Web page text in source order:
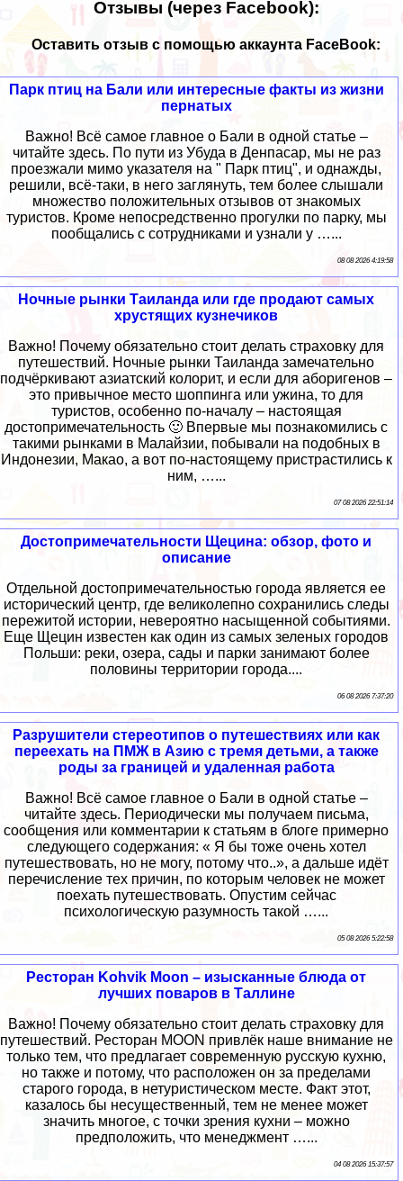
Отзывы (через Facebook):
Оставить отзыв с помощью аккаунта FaceBook:
Парк птиц на Бали или интересные факты из жизни
пернатых
Важно! Всё самое главное о Бали в одной статье –
читайте здесь. По пути из Убуда в Денпасар, мы не раз
проезжали мимо указателя на " Парк птиц", и однажды,
решили, всё-таки, в него заглянуть, тем более слышали
множество положительных отзывов от знакомых
туристов. Кроме непосредственно прогулки по парку, мы
пообщались с сотрудниками и узнали у …...
08 08 2026 4:19:58
Ночные рынки Таиланда или где продают самых
хрустящих кузнечиков
Важно! Почему обязательно стоит делать страховку для
путешествий. Ночные рынки Таиланда замечательно
подчёркивают азиатский колорит, и если для аборигенов –
это привычное место шоппинга или ужина, то для
туристов, особенно по-началу – настоящая
достопримечательность 🙂 Впервые мы познакомились с
такими рынками в Малайзии, побывали на подобных в
Индонезии, Макао, а вот по-настоящему пристрастились к
ним, …...
07 08 2026 22:51:14
Достопримечательности Щецина: обзор, фото и
описание
Отдельной достопримечательностью города является ее
исторический центр, где великолепно сохранились следы
пережитой истории, невероятно насыщенной событиями.
Еще Щецин известен как один из самых зеленых городов
Польши: реки, озера, сады и парки занимают более
половины территории города....
06 08 2026 7:37:20
Разрушители стереотипов о путешествиях или как
переехать на ПМЖ в Азию с тремя детьми, а также
роды за границей и удаленная работа
Важно! Всё самое главное о Бали в одной статье –
читайте здесь. Периодически мы получаем письма,
сообщения или комментарии к статьям в блоге примерно
следующего содержания: « Я бы тоже очень хотел
путешествовать, но не могу, потому что..», а дальше идёт
перечисление тех причин, по которым человек не может
поехать путешествовать. Опустим сейчас
психологическую разумность такой …...
05 08 2026 5:22:58
Ресторан Kohvik Moon – изысканные блюда от
лучших поваров в Таллине
Важно! Почему обязательно стоит делать страховку для
путешествий. Ресторан MOON привлёк наше внимание не
только тем, что предлагает современную русскую кухню,
но также и потому, что расположен он за пределами
старого города, в нетуристическом месте. Факт этот,
казалось бы несущественный, тем не менее может
значить многое, с точки зрения кухни – можно
предположить, что менеджмент …...
04 08 2026 15:37:57